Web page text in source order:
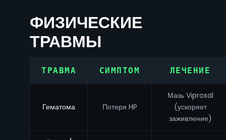
ФИЗИЧЕСКИЕ
ТРАВМЫ
ТРАВМА СИМПТОМ ЛЕЧЕНИЕ
Гематома Потеря HP
Мазь Viprosal
(ускоряет
заживление)